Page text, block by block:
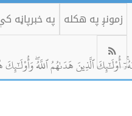
زمونږ په هکله په خبرپاڼه
أُوْلَٰٓئِكَ ٱلَّذِينَ هَدَىٰهُمُ ٱللَّهُۖ وَأُوْلَٰٓئِكَ